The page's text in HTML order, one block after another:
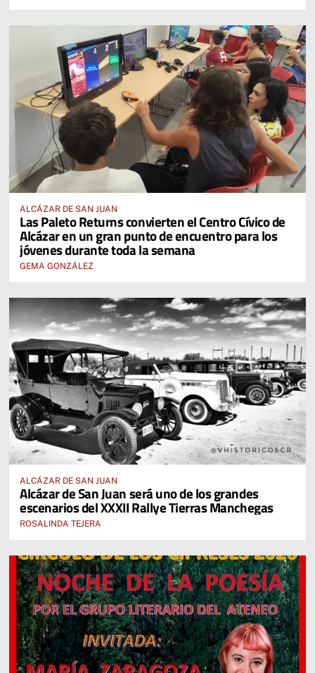
ALCÁZAR DE SAN JUAN
Las Paleto Returns convierten el Centro Cívico de
Alcázar en un gran punto de encuentro para los
jóvenes durante toda la semana
GEMA GONZÁLEZ
ALCÁZAR DE SAN JUAN
Alcázar de San Juan será uno de los grandes
escenarios del XXXII Rallye Tierras Manchegas
ROSALINDA TEJERA